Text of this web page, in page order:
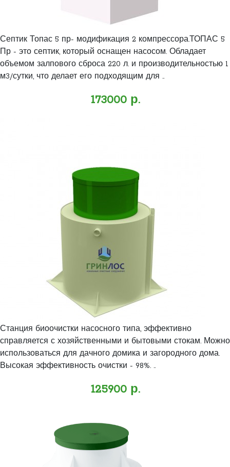
Септик Топас 5 пр- модификация 2 компрессора.ТОПАС 5
Пр - это септик, который оснащен насосом. Обладает
объемом залпового сброса 220 л. и производительностью 1
м3/сутки, что делает его подходящим для ..
173000 р.
Станция биоочистки насосного типа, эффективно
справляется с хозяйственными и бытовыми стокам. Можно
использоваться для дачного домика и загородного дома.
Высокая эффективность очистки - 98%. ..
125900 р.